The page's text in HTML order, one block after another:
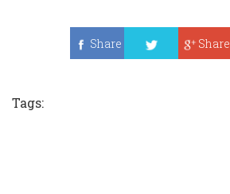
Share
Share
Tags: